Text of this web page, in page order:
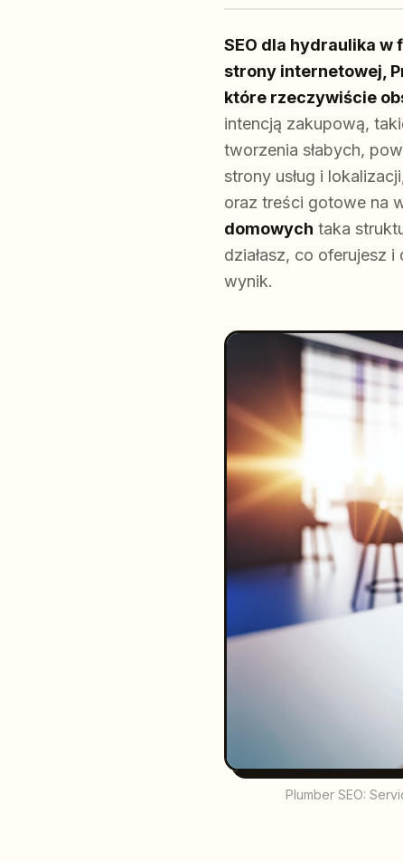
SEO dla hydraulika w
strony internetowej,
które rzeczywiście
intencją zakupową,
tworzenia słabych,
strony usług i
oraz treści gotowe na
domowych taka
działasz, co oferujesz
wynik.
Plumber SEO: